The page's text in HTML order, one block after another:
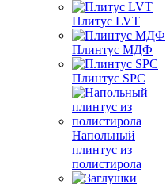
Плитус LVT
Плинтус МДФ
Плинтус SPC
Напольный
плинтус из
полистирола